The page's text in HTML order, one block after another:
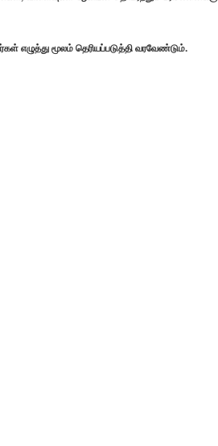
எழுத்து மூலம் தெரியப்படுத்தி வரவேண்டும்.